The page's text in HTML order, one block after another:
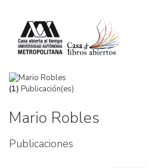
(1) Publicación(es)
Mario Robles
Publicaciones